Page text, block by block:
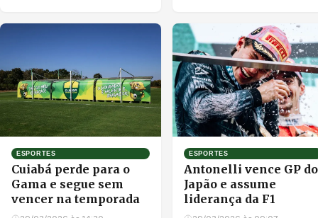
ESPORTES
Cuiabá perde para o
Gama e segue sem
vencer na temporada
ESPORTES
Antonelli vence GP do
Japão e assume
liderança da F1